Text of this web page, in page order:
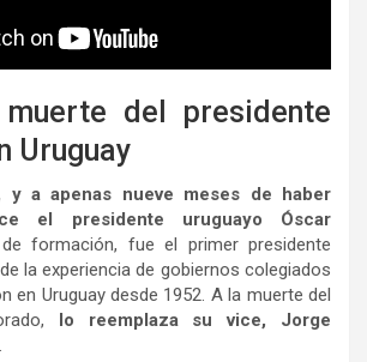
del presidente
Uruguay
a apenas nueve meses de haber
el presidente uruguayo Óscar
formación, fue el primer presidente
la experiencia de gobiernos colegiados
en Uruguay desde 1952. A la muerte del
lo reemplaza su vice, Jorge
.